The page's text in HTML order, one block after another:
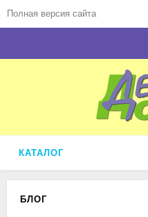
Полная версия сайта
КАТАЛОГ
БЛОГ